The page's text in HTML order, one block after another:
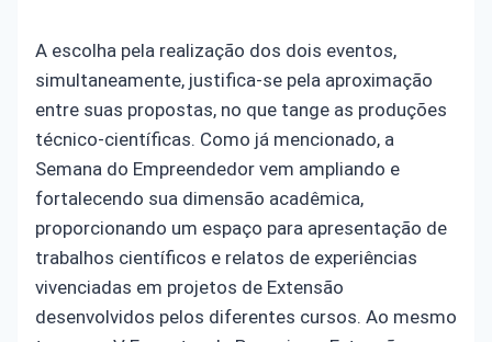
A escolha pela realização dos dois eventos,
simultaneamente, justifica-se pela aproximação
entre suas propostas, no que tange as produções
técnico-científicas. Como já mencionado, a
Semana do Empreendedor vem ampliando e
fortalecendo sua dimensão acadêmica,
proporcionando um espaço para apresentação de
trabalhos científicos e relatos de experiências
vivenciadas em projetos de Extensão
desenvolvidos pelos diferentes cursos. Ao mesmo